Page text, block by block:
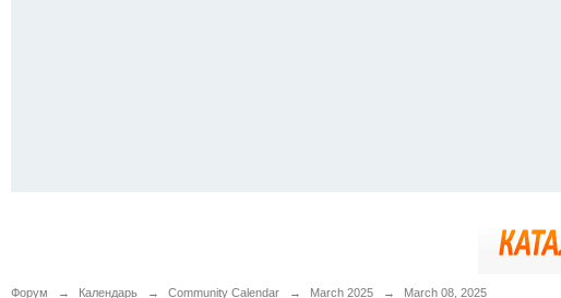
Форум → Календарь → Community Calendar → March 2025 → March 08, 2025